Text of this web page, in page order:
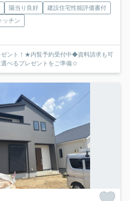
陽当り良好
建設住宅性能評価書付
ッチン
ント！★内覧予約受付中◆資料請求も可
べるプレゼントをご準備☆